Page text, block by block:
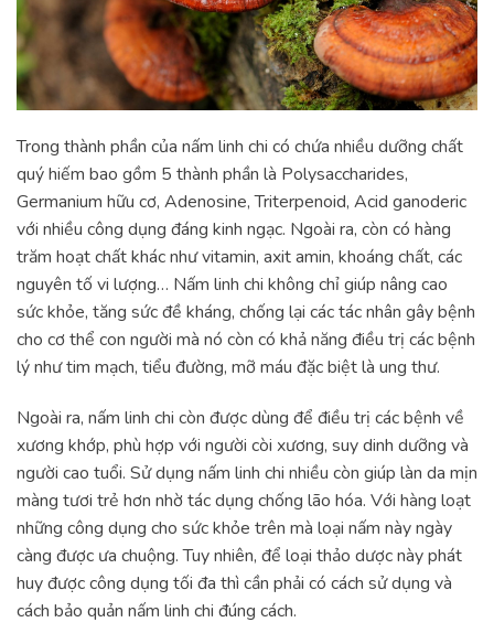
Trong thành phần của nấm linh chi có chứa nhiều dưỡng chất
quý hiếm bao gồm 5 thành phần là Polysaccharides,
Germanium hữu cơ, Adenosine, Triterpenoid, Acid ganoderic
với nhiều công dụng đáng kinh ngạc. Ngoài ra, còn có hàng
trăm hoạt chất khác như vitamin, axit amin, khoáng chất, các
nguyên tố vi lượng… Nấm linh chi không chỉ giúp nâng cao
sức khỏe, tăng sức đề kháng, chống lại các tác nhân gây bệnh
cho cơ thể con người mà nó còn có khả năng điều trị các bệnh
lý như tim mạch, tiểu đường, mỡ máu đặc biệt là ung thư.
Ngoài ra, nấm linh chi còn được dùng để điều trị các bệnh về
xương khớp, phù hợp với người còi xương, suy dinh dưỡng và
người cao tuổi. Sử dụng nấm linh chi nhiều còn giúp làn da mịn
màng tươi trẻ hơn nhờ tác dụng chống lão hóa. Với hàng loạt
những công dụng cho sức khỏe trên mà loại nấm này ngày
càng được ưa chuộng. Tuy nhiên, để loại thảo dược này phát
huy được công dụng tối đa thì cần phải có cách sử dụng và
cách bảo quản nấm linh chi đúng cách.